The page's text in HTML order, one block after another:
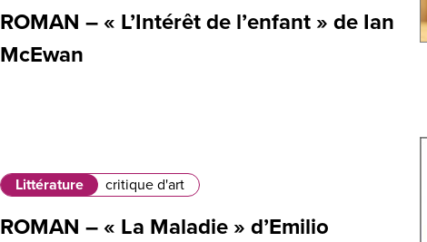
ROMAN – « L’Intérêt de l’enfant » de Ian
McEwan
Littérature critique d'art
ROMAN – « La Maladie » d’Emilio